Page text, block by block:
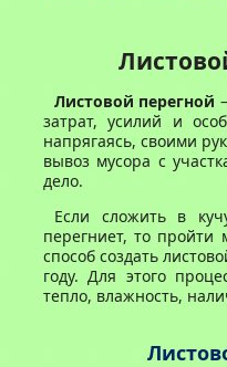
Листовой перегной
затрат, усилий и
напрягаясь, своими
вывоз мусора с
дело.
Если сложить в
перегниет, то пройти
способ создать
году. Для этого
тепло, влажность,